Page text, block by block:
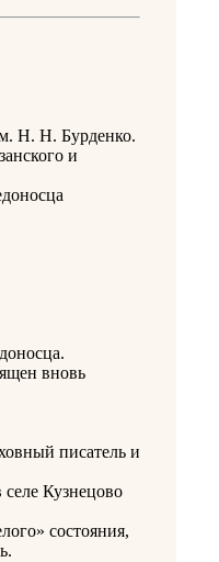
Н. Н. Бурденко.
и
вновь
писатель и
Кузнецово
состояния,